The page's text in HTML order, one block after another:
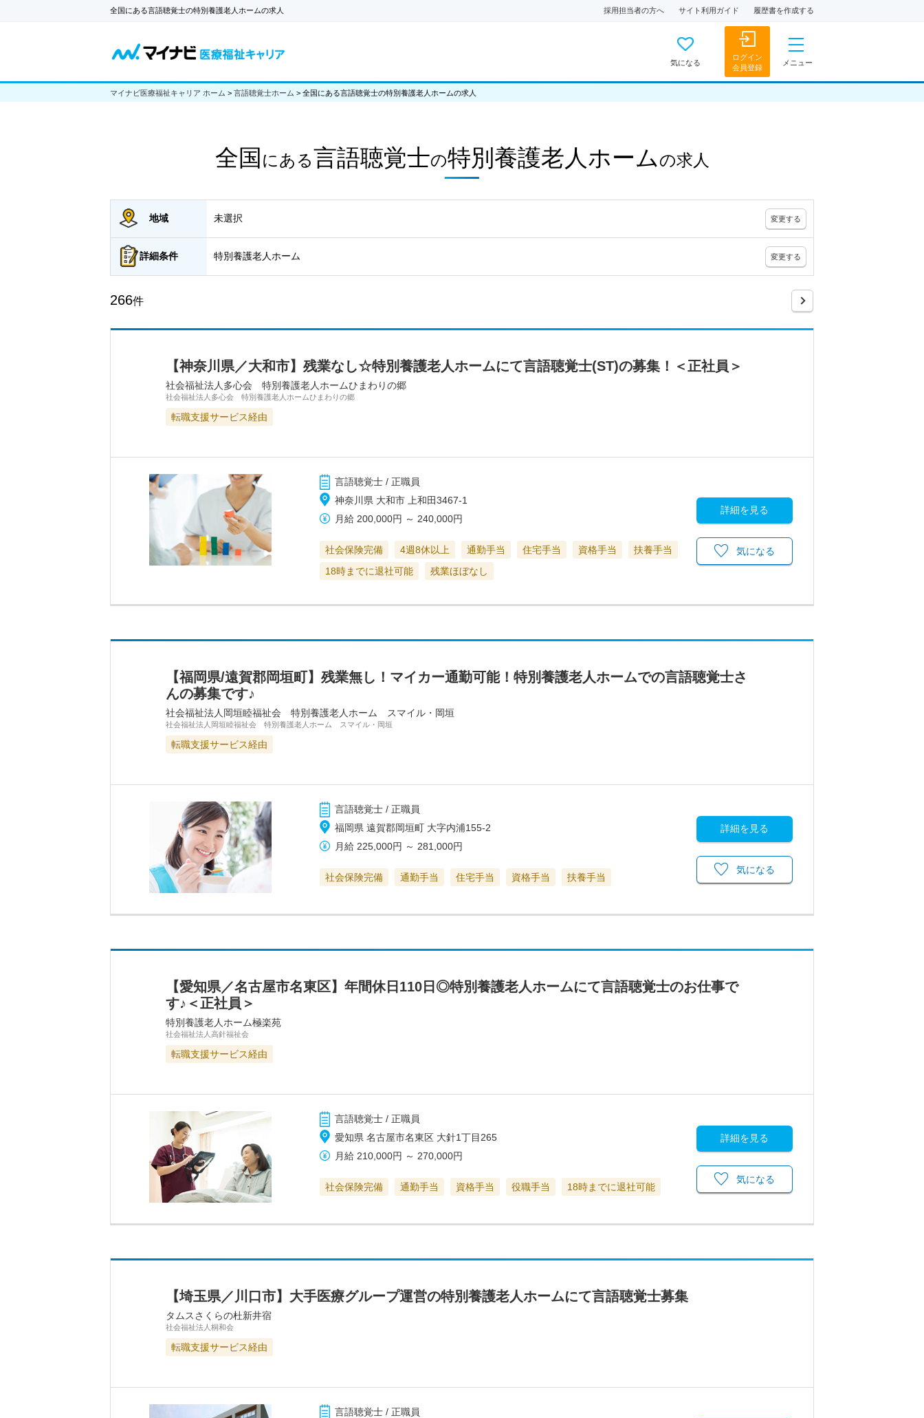
全国にある言語聴覚士の特別養護老人ホームの求人 採用担当者の方へ サイト利用ガイド 履歴書を作成する
気になる
ログイン
会員登録
メニュー
マイナビ医療福祉キャリア ホーム > 言語聴覚士ホーム > 全国にある言語聴覚士の特別養護老人ホームの求人
全国 にある言語聴覚士の特別養護老人ホームの求人
地域 未選択 変更する
詳細条件 特別養護老人ホーム 変更する
266件
【神奈川県／大和市】残業なし☆特別養護老人ホームにて言語聴覚士(ST)の募集！＜正社員＞
社会福祉法人多心会 特別養護老人ホームひまわりの郷
社会福祉法人多心会 特別養護老人ホームひまわりの郷
転職支援サービス経由
言語聴覚士 / 正職員
神奈川県 大和市 上和田3467-1
月給 200,000円 ～ 240,000円
社会保険完備 4週8休以上 通勤手当 住宅手当 資格手当
扶養手当
18時までに退社可能
残業ほぼなし
詳細を見る
気になる
【福岡県/遠賀郡岡垣町】残業無し！マイカー通勤可能！特別養護老人ホームでの言語聴覚士さ
んの募集です♪
社会福祉法人岡垣睦福祉会 特別養護老人ホーム スマイル・岡垣
社会福祉法人岡垣睦福祉会 特別養護老人ホーム スマイル・岡垣
転職支援サービス経由
言語聴覚士 / 正職員
福岡県 遠賀郡岡垣町 大字内浦155-2
月給 225,000円 ～ 281,000円
社会保険完備 通勤手当 住宅手当 資格手当 扶養手当
詳細を見る
気になる
【愛知県／名古屋市名東区】年間休日110日◎特別養護老人ホームにて言語聴覚士のお仕事で
す♪＜正社員＞
特別養護老人ホーム極楽苑
社会福祉法人高針福祉会
転職支援サービス経由
言語聴覚士 / 正職員
愛知県 名古屋市名東区 大針1丁目265
月給 210,000円 ～ 270,000円
社会保険完備 通勤手当 資格手当 役職手当 18時までに退社可能
詳細を見る
気になる
【埼玉県／川口市】大手医療グループ運営の特別養護老人ホームにて言語聴覚士募集
タムスさくらの杜新井宿
社会福祉法人桐和会
転職支援サービス経由
言語聴覚士 / 正職員